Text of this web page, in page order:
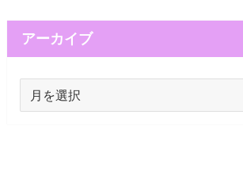
アーカイブ